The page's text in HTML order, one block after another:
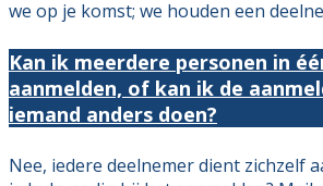
we op je komst; we houden een
Kan ik meerdere personen in
aanmelden, of kan ik de
iemand anders doen?
Nee, iedere deelnemer dient zichzelf